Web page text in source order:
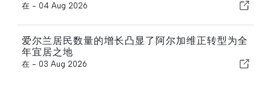
在 - 04 Aug 2026
爱尔兰居民数量的增长凸显了阿尔加维正转型为全
年宜居之地
在 - 03 Aug 2026